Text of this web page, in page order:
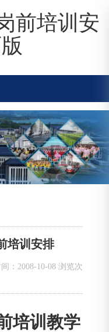
前培训安
培训安排
：2008-10-08 浏览次
培训教学